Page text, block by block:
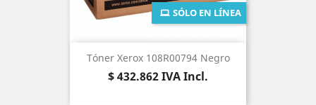
Tóner Xerox 108R00794 Negro
Precio
$ 432.862IVA Incl.
SÓLO EN LÍNEA